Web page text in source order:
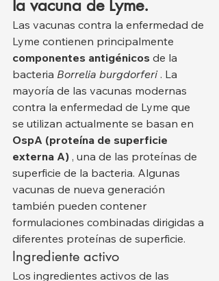
la vacuna de Lyme.
Las vacunas contra la enfermedad de
Lyme contienen principalmente
componentes antigénicos de la
bacteria Borrelia burgdorferi . La
mayoría de las vacunas modernas
contra la enfermedad de Lyme que
se utilizan actualmente se basan en
OspA (proteína de superficie
externa A) , una de las proteínas de
superficie de la bacteria. Algunas
vacunas de nueva generación
también pueden contener
formulaciones combinadas dirigidas a
diferentes proteínas de superficie.
Ingrediente activo
Los ingredientes activos de las